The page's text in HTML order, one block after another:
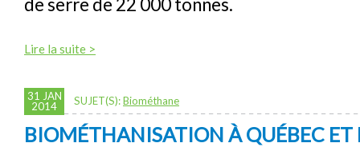
Lire la suite >
31 JAN
2014
SUJET(S):Biométhane
BIOMÉTHANISATION À QUÉBEC ET